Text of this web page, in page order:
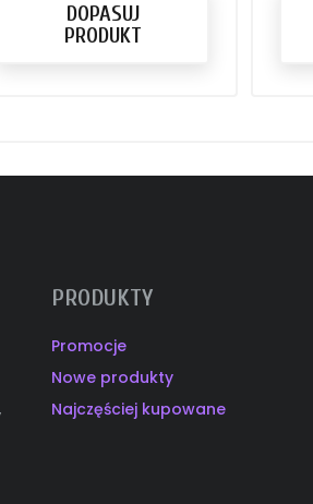
DOPASUJ
PRODUKT
PRODUKTY
Promocje
Nowe produkty
Najczęściej kupowane